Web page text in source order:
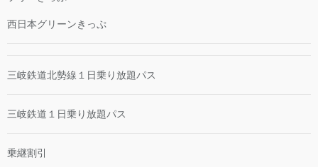
西日本グリーンきっぷ
三岐鉄道北勢線１日乗り放題パス
三岐鉄道１日乗り放題パス
乗継割引